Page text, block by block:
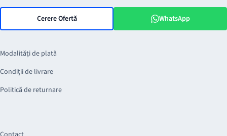
Cerere Ofertă WhatsApp
Modalități de plată
Condiții de livrare
Politică de returnare